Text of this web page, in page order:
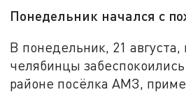
Понедельник начался с
В понедельник, 21 августа,
челябинцы
районе посёлка АМЗ,